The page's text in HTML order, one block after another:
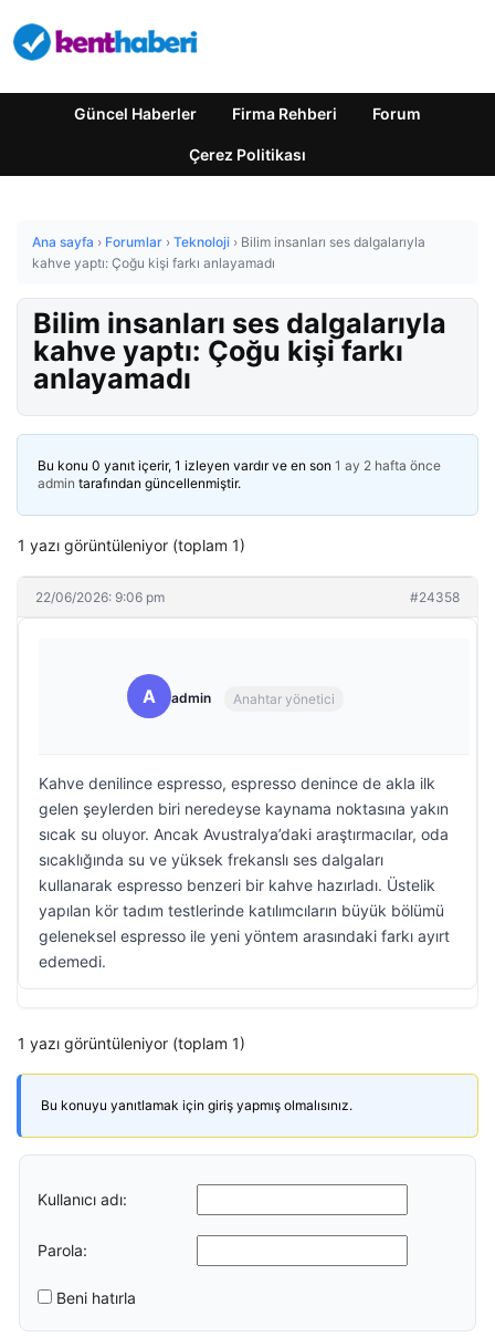
Güncel Haberler Firma Rehberi Forum
Çerez Politikası
Ana sayfa › Forumlar › Teknoloji › Bilim insanları ses dalgalarıyla
kahve yaptı: Çoğu kişi farkı anlayamadı
Bilim insanları ses dalgalarıyla
kahve yaptı: Çoğu kişi farkı
anlayamadı
Bu konu 0 yanıt içerir, 1 izleyen vardır ve en son 1 ay 2 hafta önce
admin tarafından güncellenmiştir.
1 yazı görüntüleniyor (toplam 1)
22/06/2026: 9:06 pm #24358
A admin Anahtar yönetici
Kahve denilince espresso, espresso denince de akla ilk
gelen şeylerden biri neredeyse kaynama noktasına yakın
sıcak su oluyor. Ancak Avustralya’daki araştırmacılar, oda
sıcaklığında su ve yüksek frekanslı ses dalgaları
kullanarak espresso benzeri bir kahve hazırladı. Üstelik
yapılan kör tadım testlerinde katılımcıların büyük bölümü
geleneksel espresso ile yeni yöntem arasındaki farkı ayırt
edemedi.
1 yazı görüntüleniyor (toplam 1)
Bu konuyu yanıtlamak için giriş yapmış olmalısınız.
Kullanıcı adı:
Parola:
Beni hatırla